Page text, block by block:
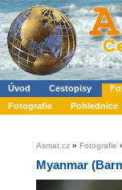
Úvod Cestopisy
Fotografie
Pohlednice
Asmat.cz » Fotografie
Myanmar